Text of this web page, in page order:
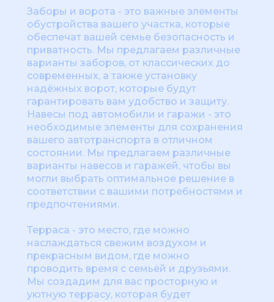
Заборы и ворота - это важные элементы
обустройства вашего участка, которые
обеспечат вашей семье безопасность и
приватность. Мы предлагаем различные
варианты заборов, от классических до
современных, а также установку
надёжных ворот, которые будут
гарантировать вам удобство и защиту.
Навесы под автомобили и гаражи - это
необходимые элементы для сохранения
вашего автотранспорта в отличном
состоянии. Мы предлагаем различные
варианты навесов и гаражей, чтобы вы
могли выбрать оптимальное решение в
соответствии с вашими потребностями и
предпочтениями.
Терраса - это место, где можно
наслаждаться свежим воздухом и
прекрасным видом, где можно
проводить время с семьёй и друзьями.
Мы создадим для вас просторную и
уютную террасу, которая будет